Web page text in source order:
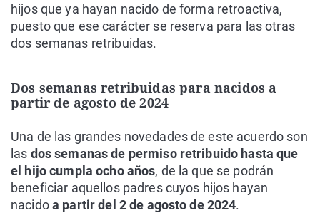
hijos que ya hayan nacido de forma retroactiva,
puesto que ese carácter se reserva para las otras
dos semanas retribuidas.
Dos semanas retribuidas para nacidos a
partir de agosto de 2024
Una de las grandes novedades de este acuerdo son
las dos semanas de permiso retribuido hasta que
el hijo cumpla ocho años, de la que se podrán
beneficiar aquellos padres cuyos hijos hayan
nacidoa partir del 2 de agosto de 2024.